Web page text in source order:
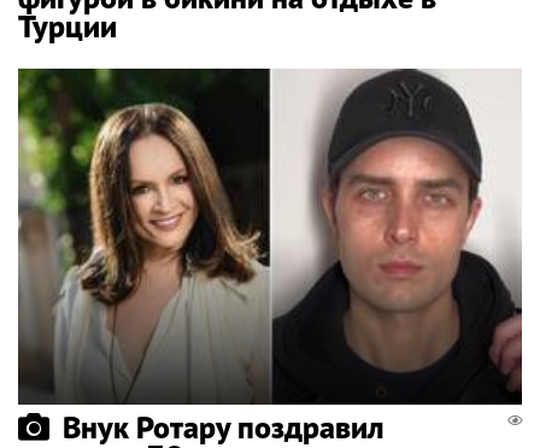
Турции
Внук Ротару поздравил